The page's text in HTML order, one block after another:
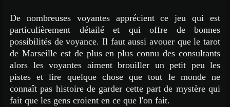
De nombreuses voyantes apprécient ce jeu qui est
particulièrement détailé et qui offre de bonnes
possibilités de voyance. Il faut aussi avouer que le tarot
de Marseille est de plus en plus connu des consultants
alors les voyantes aiment brouiller un petit peu les
pistes et lire quelque chose que tout le monde ne
connaît pas histoire de garder cette part de mystère qui
fait que les gens croient en ce que l'on fait.